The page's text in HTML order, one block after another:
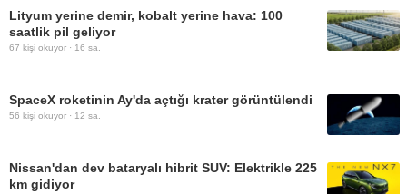
Lityum yerine demir, kobalt yerine hava: 100
saatlik pil geliyor
67 kişi okuyor · 16 sa.
SpaceX roketinin Ay'da açtığı krater görüntülendi
56 kişi okuyor · 12 sa.
Nissan'dan dev bataryalı hibrit SUV: Elektrikle 225
km gidiyor